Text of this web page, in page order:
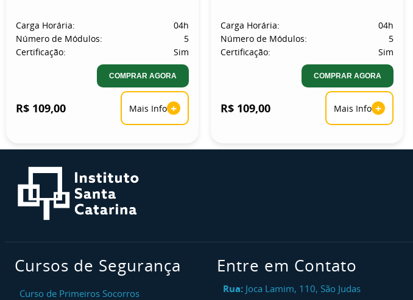
Carga Horária:
04h
Número de Módulos:
5
Certificação:
Sim
COMPRAR AGORA
R$ 109,00 Mais Info +
Carga Horária:
04h
Número de Módulos:
5
Certificação:
Sim
COMPRAR AGORA
R$ 109,00 Mais Info +
Cursos de Segurança
Curso de Primeiros Socorros
Entre em Contato
Rua: Joca Lamim, 110, São Judas